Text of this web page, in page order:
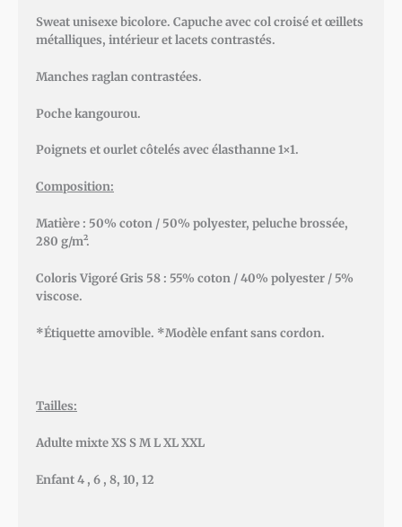
Sweat unisexe bicolore. Capuche avec col croisé et œillets
métalliques, intérieur et lacets contrastés.
Manches raglan contrastées.
Poche kangourou.
Poignets et ourlet côtelés avec élasthanne 1×1.
Composition:
Matière : 50% coton / 50% polyester, peluche brossée,
280 g/m².
Coloris Vigoré Gris 58 : 55% coton / 40% polyester / 5%
viscose.
*Étiquette amovible. *Modèle enfant sans cordon.
Tailles:
Adulte mixte XS S M L XL XXL
Enfant 4 , 6 , 8, 10, 12